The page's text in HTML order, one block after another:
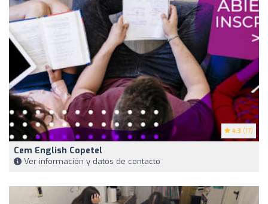
4.3 (17)
Cem English Copetel
Ver información y datos de contacto